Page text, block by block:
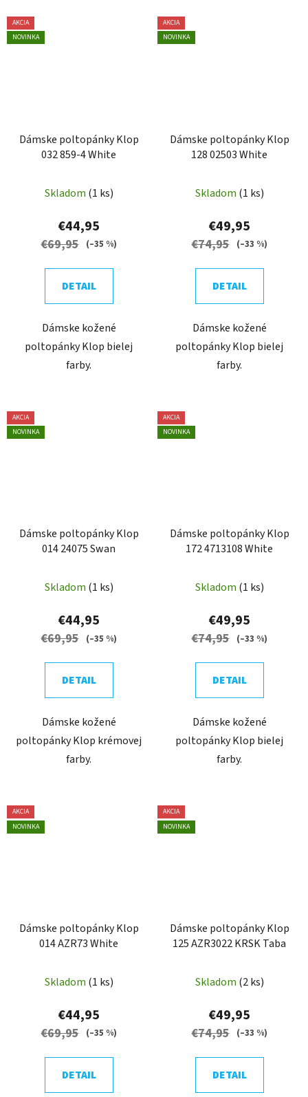
AKCIA
NOVINKA
Dámske poltopánky Klop
032 859-4 White
Skladom (1 ks)
€44,95
€69,95 (–35 %)
DETAIL
Dámske kožené
poltopánky Klop bielej
farby.
AKCIA
NOVINKA
Dámske poltopánky Klop
128 02503 White
Skladom (1 ks)
€49,95
€74,95 (–33 %)
DETAIL
Dámske kožené
poltopánky Klop bielej
farby.
AKCIA
NOVINKA
Dámske poltopánky Klop
014 24075 Swan
Skladom (1 ks)
€44,95
€69,95 (–35 %)
DETAIL
Dámske kožené
poltopánky Klop krémovej
farby.
AKCIA
NOVINKA
Dámske poltopánky Klop
172 4713108 White
Skladom (1 ks)
€49,95
€74,95 (–33 %)
DETAIL
Dámske kožené
poltopánky Klop bielej
farby.
AKCIA
NOVINKA
Dámske poltopánky Klop
014 AZR73 White
Skladom (1 ks)
€44,95
€69,95 (–35 %)
DETAIL
AKCIA
NOVINKA
Dámske poltopánky Klop
125 AZR3022 KRSK Taba
Skladom (2 ks)
€49,95
€74,95 (–33 %)
DETAIL